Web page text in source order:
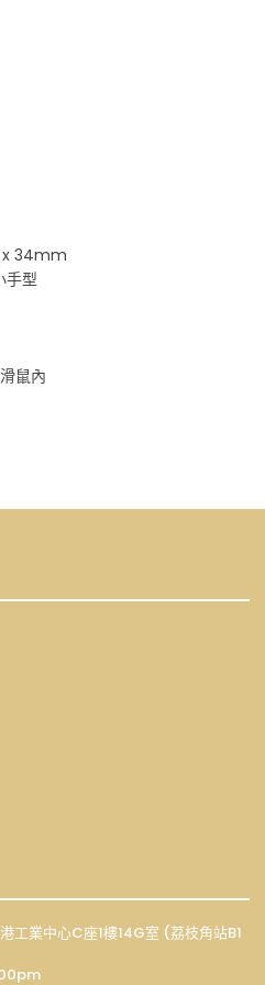
x 34mm
手型
鼠內
工業中心C座1樓14G室 (荔枝角站B1